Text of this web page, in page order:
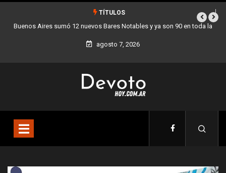
TÍTULOS
sumó 12 nuevos Bares Notables y ya son 90 en toda la
Los stands
agosto 7, 2026